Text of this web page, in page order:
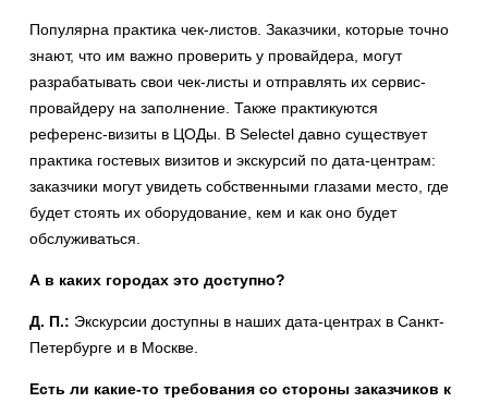
Популярна практика чек-листов. Заказчики, которые точно
знают, что им важно проверить у провайдера, могут
разрабатывать свои чек-листы и отправлять их сервис-
провайдеру на заполнение. Также практикуются
референс-визиты в ЦОДы. В Selectel давно существует
практика гостевых визитов и экскурсий по дата-центрам:
заказчики могут увидеть собственными глазами место, где
будет стоять их оборудование, кем и как оно будет
обслуживаться.
А в каких городах это доступно?
Д. П.: Экскурсии доступны в наших дата-центрах в Санкт-
Петербурге и в Москве.
Есть ли какие-то требования со стороны заказчиков к